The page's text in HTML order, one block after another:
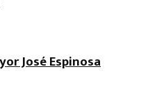
José Espinosa